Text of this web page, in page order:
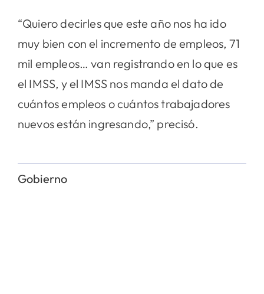
“Quiero decirles que este año nos ha ido
muy bien con el incremento de empleos, 71
mil empleos… van registrando en lo que es
el IMSS, y el IMSS nos manda el dato de
cuántos empleos o cuántos trabajadores
nuevos están ingresando,” precisó.
Gobierno